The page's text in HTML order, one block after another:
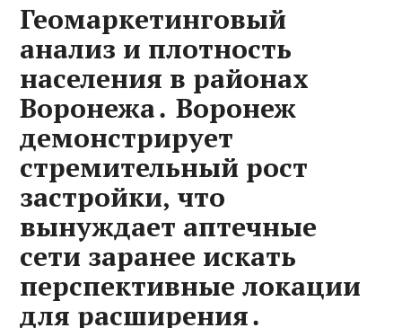
Геомаркетинговый
анализ и плотность
населения в районах
Воронежа․ Воронеж
демонстрирует
стремительный рост
застройки‚ что
вынуждает аптечные
сети заранее искать
перспективные локации
для расширения․